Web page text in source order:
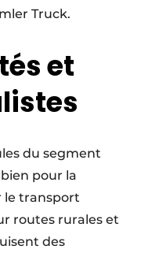
Truck.
et
du segment
pour la
le transport
routes rurales et
des